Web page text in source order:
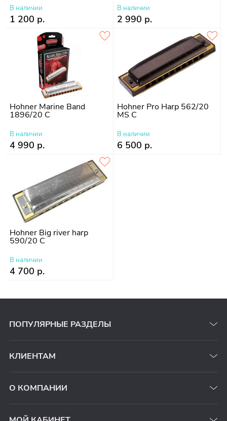
В наличии
1 200 р.
В наличии
2 990 р.
Hohner Marine Band
1896/20 C
В наличии
4 990 р.
Hohner Pro Harp 562/20
MS C
В наличии
6 500 р.
Hohner Big river harp
590/20 C
В наличии
4 700 р.
ПОПУЛЯРНЫЕ РАЗДЕЛЫ
КЛИЕНТАМ
О КОМПАНИИ